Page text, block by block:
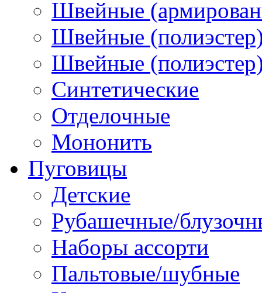
Швейные
Швейные
Швейные
Синтетические
Отделочные
Мононить
Пуговицы
Детские
Рубашечные/
Наборы ассорти
Пальтовые/шубные